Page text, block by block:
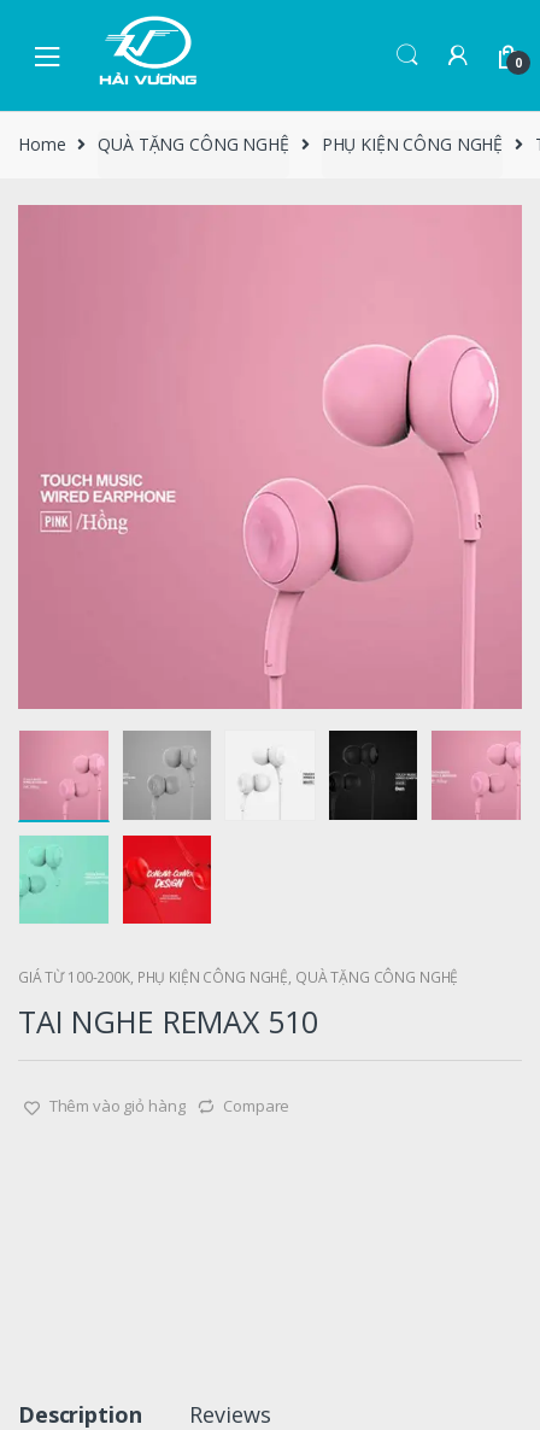
0
Home QUÀ TẶNG CÔNG NGHỆ PHỤ KIỆN CÔNG NGHỆ
GIÁ TỪ 100-200K, PHỤ KIỆN CÔNG NGHỆ, QUÀ TẶNG CÔNG NGHỆ
TAI NGHE REMAX 510
Thêm vào giỏ hàng Compare
Description Reviews